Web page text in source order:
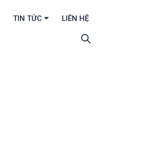
TIN TỨC LIÊN HỆ